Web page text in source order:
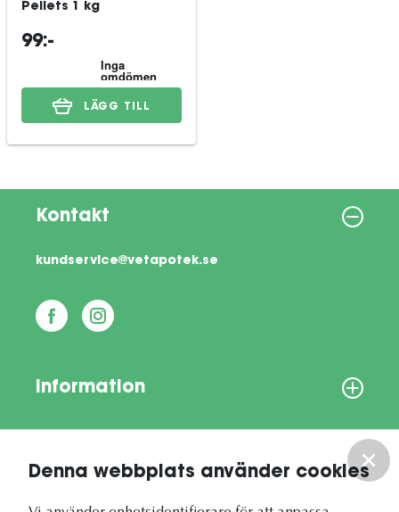
Denna webbplats använder cookies
Pellets 1 kg
99:-
LÄGG TILL
Kontakt
kundservice@vetapotek.se
Information